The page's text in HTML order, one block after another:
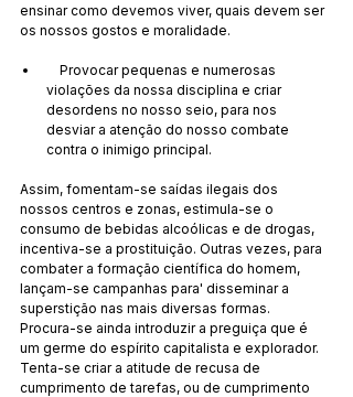
ensinar como devemos viver, quais devem ser
os nossos gostos e moralidade.
violações da nossa disciplina e criar
desordens no nosso seio, para nos
desviar a atenção do nosso combate
contra o inimigo principal.
Assim, fomentam-se saídas ilegais dos
nossos centros e zonas, estimula-se o
consumo de bebidas alcoólicas e de drogas,
incentiva-se a prostituição. Outras vezes, para
combater a formação científica do homem,
lançam-se campanhas para' disseminar a
superstição nas mais diversas formas.
Procura-se ainda introduzir a preguiça que é
um germe do espírito capitalista e explorador.
Tenta-se criar a atitude de recusa de
cumprimento de tarefas, ou de cumprimento